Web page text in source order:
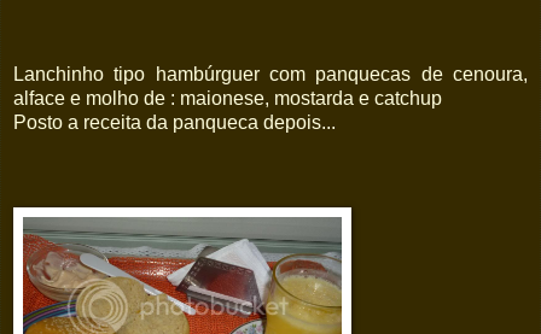
Lanchinho tipo hambúrguer com panquecas de cenoura,
alface e molho de : maionese, mostarda e catchup
Posto a receita da panqueca depois...